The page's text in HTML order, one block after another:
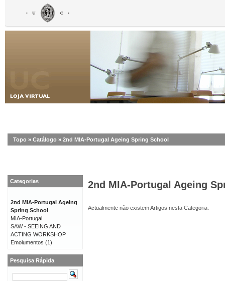
Topo » Catálogo » 2nd MIA-Portugal Ageing Spring School
2nd MIA-Portugal Ageing
Actualmente não existem Artigos nesta Categoria.
Categorias
2nd MIA-Portugal Ageing
Spring School
MIA-Portugal
SAW - SEEING AND
ACTING WORKSHOP
Emolumentos (1)
Pesquisa Rápida